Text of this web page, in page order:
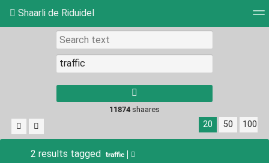
Shaarli de Riduidel
Daily
11874shaares
20 50 100
2 results tagged traffic